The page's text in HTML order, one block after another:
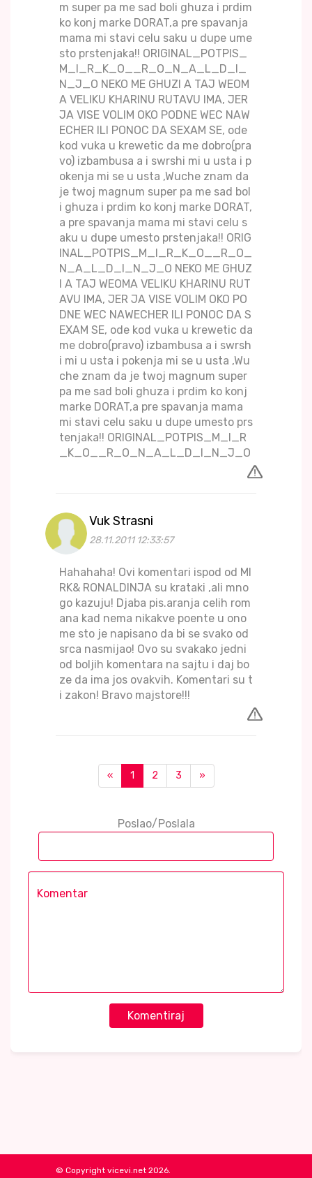
m super pa me sad boli ghuza i prdim
ko konj marke DORAT,a pre spavanja
mama mi stavi celu saku u dupe ume
sto prstenjaka!! ORIGINAL_POTPIS_
M_I_R_K_O__R_O_N_A_L_D_I_
N_J_O NEKO ME GHUZI A TAJ WEOM
A VELIKU KHARINU RUTAVU IMA, JER
JA VISE VOLIM OKO PODNE WEC NAW
ECHER ILI PONOC DA SEXAM SE, ode
kod vuka u krewetic da me dobro(pra
vo) izbambusa a i swrshi mi u usta i p
okenja mi se u usta ,Wuche znam da
je twoj magnum super pa me sad bol
i ghuza i prdim ko konj marke DORAT,
a pre spavanja mama mi stavi celu s
aku u dupe umesto prstenjaka!! ORIG
INAL_POTPIS_M_I_R_K_O__R_O_
N_A_L_D_I_N_J_O NEKO ME GHUZ
I A TAJ WEOMA VELIKU KHARINU RUT
AVU IMA, JER JA VISE VOLIM OKO PO
DNE WEC NAWECHER ILI PONOC DA S
EXAM SE, ode kod vuka u krewetic da
me dobro(pravo) izbambusa a i swrsh
i mi u usta i pokenja mi se u usta ,Wu
che znam da je twoj magnum super
pa me sad boli ghuza i prdim ko konj
marke DORAT,a pre spavanja mama
mi stavi celu saku u dupe umesto prs
tenjaka!! ORIGINAL_POTPIS_M_I_R
_K_O__R_O_N_A_L_D_I_N_J_O
Vuk Strasni
28.11.2011 12:33:57
Hahahaha! Ovi komentari ispod od MI
RK& RONALDINJA su krataki ,ali mno
go kazuju! Djaba pis.aranja celih rom
ana kad nema nikakve poente u ono
me sto je napisano da bi se svako od
srca nasmijao! Ovo su svakako jedni
od boljih komentara na sajtu i daj bo
ze da ima jos ovakvih. Komentari su t
i zakon! Bravo majstore!!!
« 1 2 3 »
Poslao/Poslala
Komentiraj
© Copyright vicevi.net 2026.